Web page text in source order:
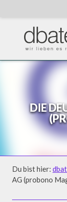
DIE
Du bist hier:
AG (probono